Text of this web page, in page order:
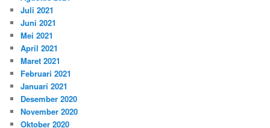
Juli 2021
Juni 2021
Mei 2021
April 2021
Maret 2021
Februari 2021
Januari 2021
Desember 2020
November 2020
Oktober 2020